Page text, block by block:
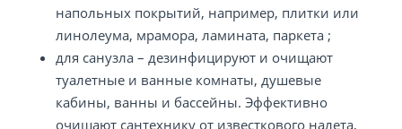
напольных покрытий, например, плитки или
линолеума, мрамора, ламината, паркета ;
для санузла – дезинфицируют и очищают
туалетные и ванные комнаты, душевые
кабины, ванны и бассейны. Эффективно
очищают сантехнику от известкового налета,